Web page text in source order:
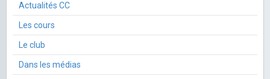
Actualités CC
Les cours
Le club
Dans les médias